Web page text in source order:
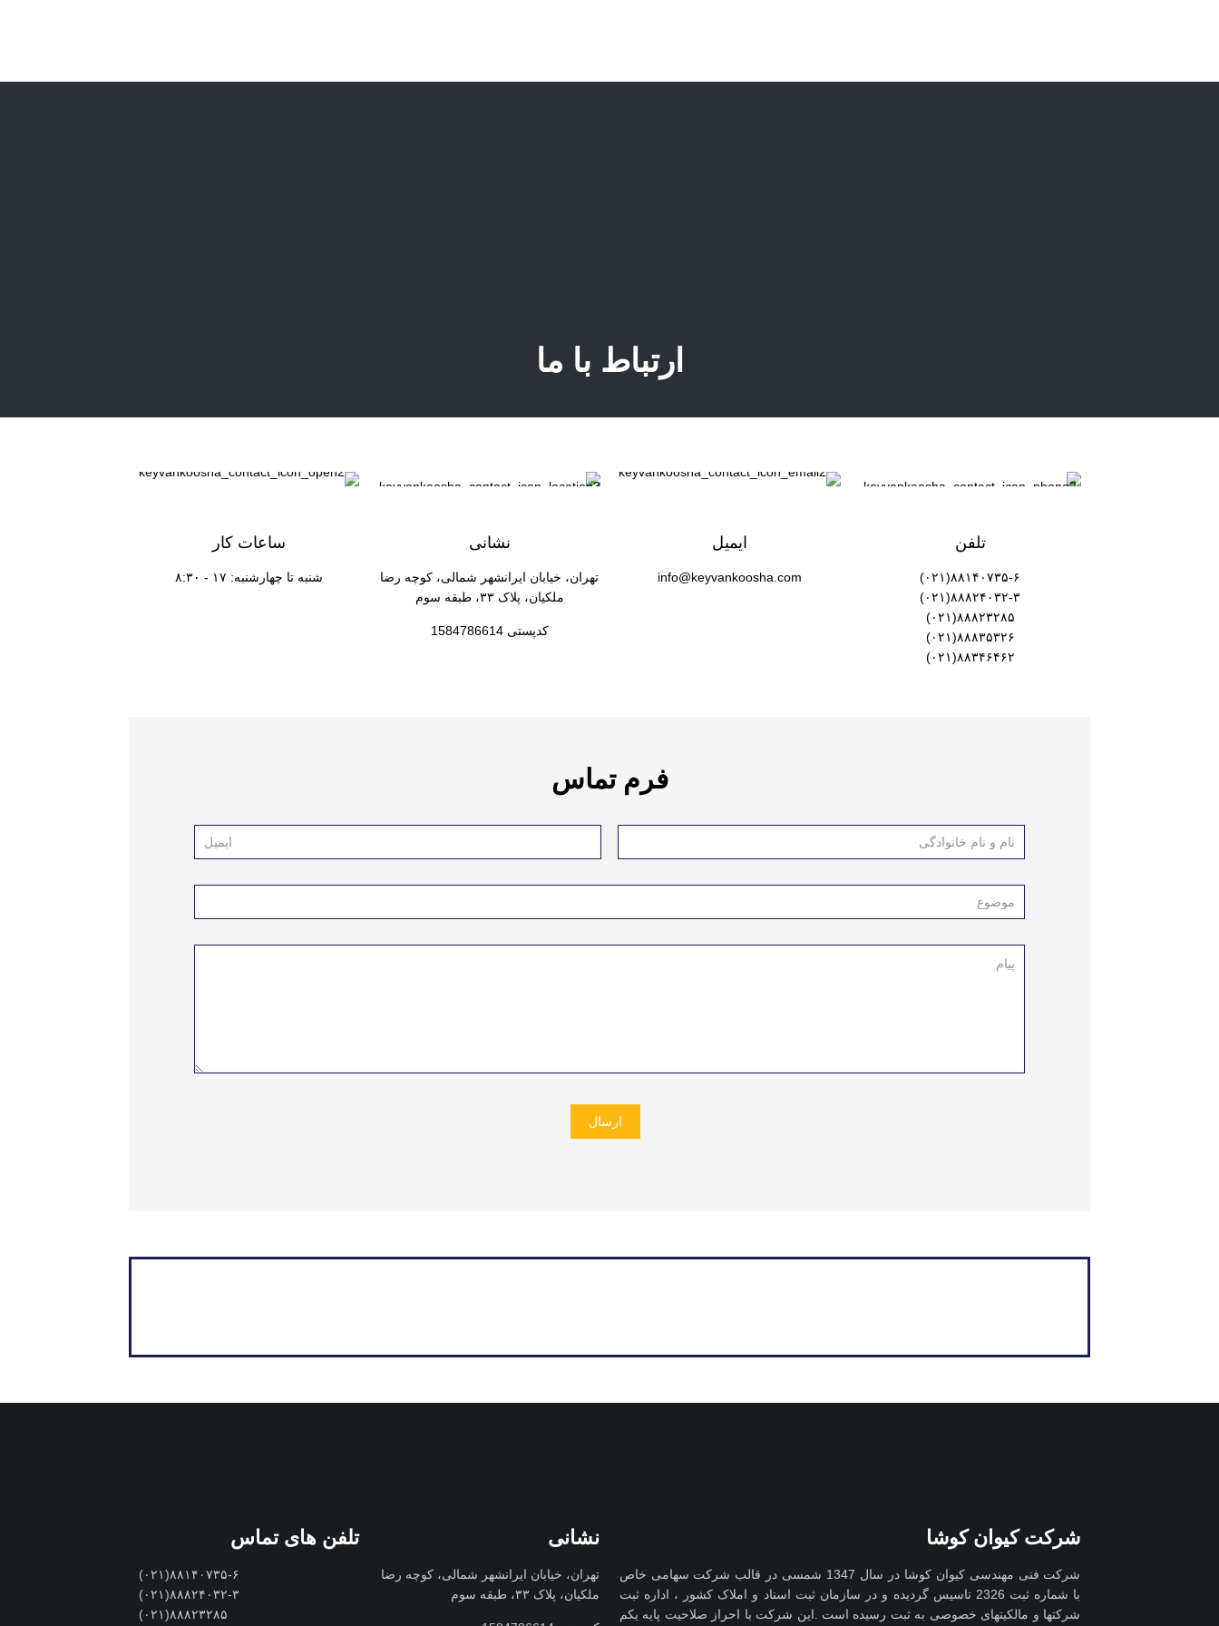
ارتباط با ما
تلفن
۸۸۱۴۰۷۳۵-۶(۰۲۱)
۸۸۸۲۴۰۳۲-۳(۰۲۱)
۸۸۸۲۳۲۸۵(۰۲۱)
۸۸۸۳۵۳۲۶(۰۲۱)
۸۸۳۴۶۴۶۲(۰۲۱)
ایمیل
info@keyvankoosha.com
نشانی
تهران، خیابان ایرانشهر شمالی، کوچه رضا
ملکیان، پلاک ۳۳، طبقه سوم
کدپستی 1584786614
ساعات کار
۸:۳۰ - ۱۷ :شنبه تا چهارشنبه
فرم تماس
شرکت کیوان کوشا
شرکت فنی مهندسی کیوان کوشا در سال 1347 شمسی در قالب شرکت سهامی خاص
با شماره ثبت 2326 تاسیس گردیده و در سازمان ثبت اسناد و املاک کشور ، اداره ثبت
شرکتها و مالکیتهای خصوصی به ثبت رسیده است .این شرکت با احراز صلاحیت پایه یکم
نشانی
تهران، خیابان ایرانشهر شمالی، کوچه رضا
ملکیان، پلاک ۳۳، طبقه سوم
تلفن های تماس
۸۸۱۴۰۷۳۵-۶(۰۲۱)
۸۸۸۲۴۰۳۲-۳(۰۲۱)
۸۸۸۲۳۲۸۵(۰۲۱)